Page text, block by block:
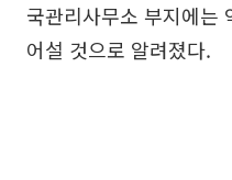
국관리사무소 부지에는
어설 것으로 알려졌다.